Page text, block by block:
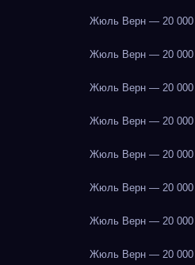
Жюль Верн — 20 000
Жюль Верн — 20 000
Жюль Верн — 20 000
Жюль Верн — 20 000
Жюль Верн — 20 000
Жюль Верн — 20 000
Жюль Верн — 20 000
Жюль Верн — 20 000